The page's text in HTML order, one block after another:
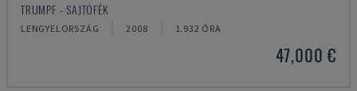
TRUMPF - SAJTÓFÉK
LENGYELORSZÁG 2008 1.932 ÓRA
47,000 €